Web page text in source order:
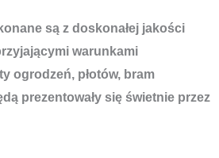
są z doskonałej jakości
warunkami
ogrodzeń, płotów, bram
prezentowały się świetnie przez